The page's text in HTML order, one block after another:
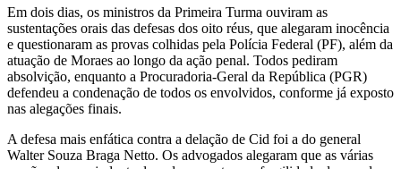
Em dois dias, os ministros da Primeira Turma ouviram as
sustentações orais das defesas dos oito réus, que alegaram inocência
e questionaram as provas colhidas pela Polícia Federal (PF), além da
atuação de Moraes ao longo da ação penal. Todos pediram
absolvição, enquanto a Procuradoria-Geral da República (PGR)
defendeu a condenação de todos os envolvidos, conforme já exposto
nas alegações finais.
A defesa mais enfática contra a delação de Cid foi a do general
Walter Souza Braga Netto. Os advogados alegaram que as várias